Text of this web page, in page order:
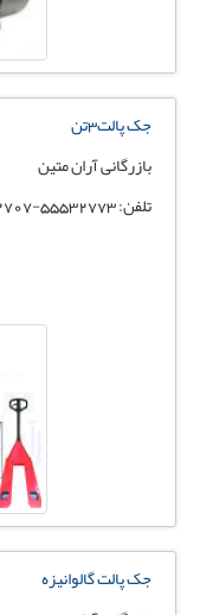
جک پالت3تن
بازرگانی آران متین
تلفن: 55532773-552707
جک پالت گالوانیزه